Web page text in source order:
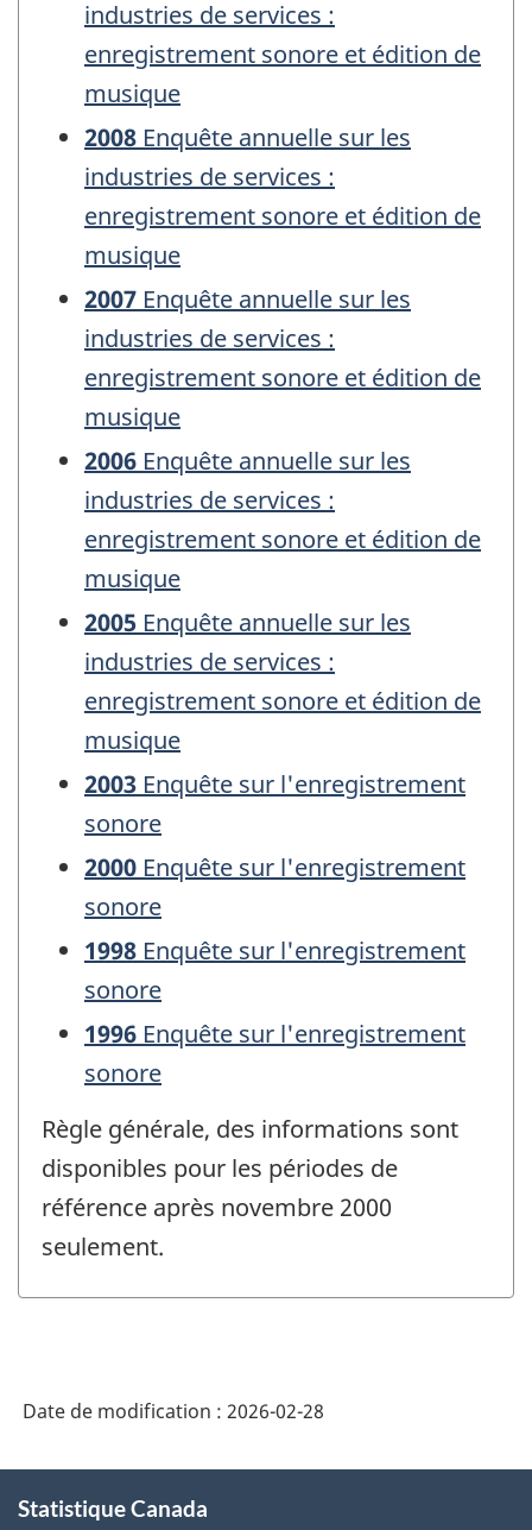
industries de services :
enregistrement sonore et édition de
musique
2008 Enquête annuelle sur les
industries de services :
enregistrement sonore et édition de
musique
2007 Enquête annuelle sur les
industries de services :
enregistrement sonore et édition de
musique
2006 Enquête annuelle sur les
industries de services :
enregistrement sonore et édition de
musique
2005 Enquête annuelle sur les
industries de services :
enregistrement sonore et édition de
musique
2003 Enquête sur l'enregistrement
sonore
2000 Enquête sur l'enregistrement
sonore
1998 Enquête sur l'enregistrement
sonore
1996 Enquête sur l'enregistrement
sonore
Règle générale, des informations sont
disponibles pour les périodes de
référence après novembre 2000
seulement.
Date de modification : 2026-02-28
propos
Statistique Canada